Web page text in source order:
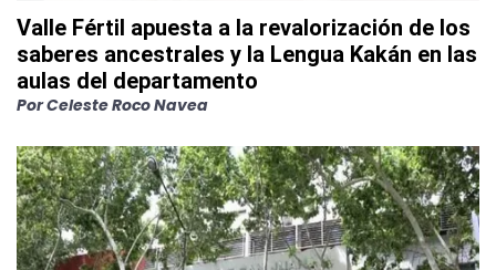
Valle Fértil apuesta a la revalorización de los
saberes ancestrales y la Lengua Kakán en las
aulas del departamento
PorCeleste Roco Navea